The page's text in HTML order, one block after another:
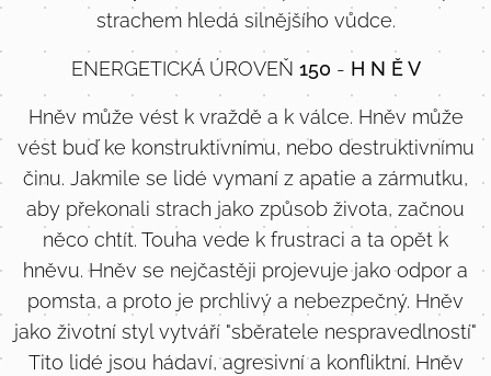
strachem hledá silnějšího vůdce.
ENERGETICKÁ ÚROVEŇ 150 - H N Ě V
Hněv může vést k vraždě a k válce. Hněv může
vést buď ke konstruktivnímu, nebo destruktivnímu
činu. Jakmile se lidé vymaní z apatie a zármutku,
aby překonali strach jako způsob života, začnou
něco chtít. Touha vede k frustraci a ta opět k
hněvu. Hněv se nejčastěji projevuje jako odpor a
pomsta, a proto je prchlivý a nebezpečný. Hněv
jako životní styl vytváří "sběratele nespravedlností"
Tito lidé jsou hádaví, agresivní a konfliktní. Hněv